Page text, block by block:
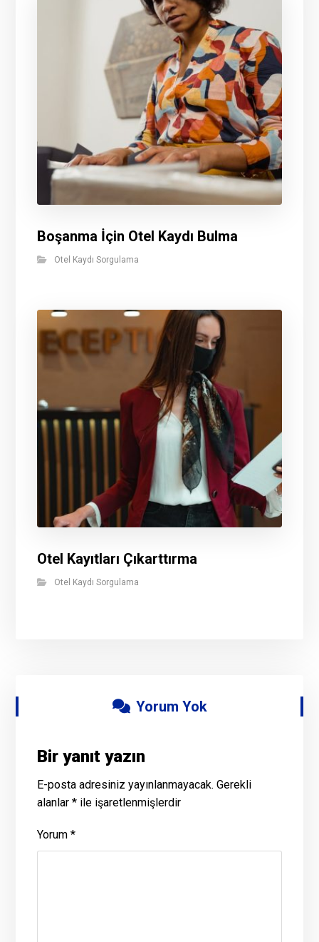
Boşanma İçin Otel Kaydı Bulma
Otel Kaydı Sorgulama
Otel Kayıtları Çıkarttırma
Otel Kaydı Sorgulama
Yorum Yok
Bir yanıt yazın
E-posta adresiniz yayınlanmayacak. Gerekli
alanlar* ile işaretlenmişlerdir
Yorum*